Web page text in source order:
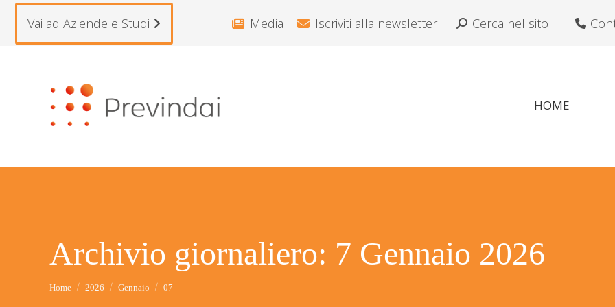
Vai ad Aziende e Studi Media Iscriviti alla newsletter Cerca:Cerca nel sito
HOME
Archivio giornaliero: 7 Gennaio 2026
Tu sei qui:
Home 2026 Gennaio 07